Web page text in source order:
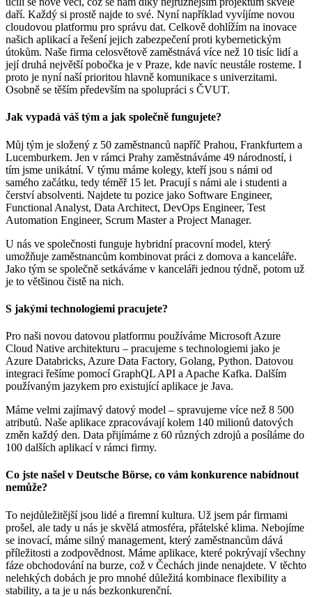
daří. Každý si prostě najde to své. Nyní například vyvíjíme novou
cloudovou platformu pro správu dat. Celkově dohlížím na inovace
našich aplikací a řešení jejich zabezpečení proti kybernetickým
útokům. Naše firma celosvětově zaměstnává více než 10 tisíc lidí a
její druhá největší pobočka je v Praze, kde navíc neustále rosteme. I
proto je nyní naší prioritou hlavně komunikace s univerzitami.
Osobně se těším především na spolupráci s ČVUT.
Jak vypadá váš tým a jak společně fungujete?
Můj tým je složený z 50 zaměstnanců napříč Prahou, Frankfurtem a
Lucemburkem. Jen v rámci Prahy zaměstnáváme 49 národností, i
tím jsme unikátní. V týmu máme kolegy, kteří jsou s námi od
samého začátku, tedy téměř 15 let. Pracují s námi ale i studenti a
čerství absolventi. Najdete tu pozice jako Software Engineer,
Functional Analyst, Data Architect, DevOps Engineer, Test
Automation Engineer, Scrum Master a Project Manager.
U nás ve společnosti funguje hybridní pracovní model, který
umožňuje zaměstnancům kombinovat práci z domova a kanceláře.
Jako tým se společně setkáváme v kanceláři jednou týdně, potom už
je to většinou čistě na nich.
S jakými technologiemi pracujete?
Pro naši novou datovou platformu používáme Microsoft Azure
Cloud Native architekturu – pracujeme s technologiemi jako je
Azure Databricks, Azure Data Factory, Golang, Python. Datovou
integraci řešíme pomocí GraphQL API a Apache Kafka. Dalším
používaným jazykem pro existující aplikace je Java.
Máme velmi zajímavý datový model – spravujeme více než 8 500
atributů. Naše aplikace zpracovávají kolem 140 milionů datových
změn každý den. Data přijímáme z 60 různých zdrojů a posíláme do
100 dalších aplikací v rámci firmy.
Co jste našel v Deutsche Börse, co vám konkurence nabídnout
nemůže?
To nejdůležitější jsou lidé a firemní kultura. Už jsem pár firmami
prošel, ale tady u nás je skvělá atmosféra, přátelské klima. Nebojíme
se inovací, máme silný management, který zaměstnancům dává
příležitosti a zodpovědnost. Máme aplikace, které pokrývají všechny
fáze obchodování na burze, což v Čechách jinde nenajdete. V těchto
nelehkých dobách je pro mnohé důležitá kombinace flexibility a
stability, a ta je u nás bezkonkurenční.